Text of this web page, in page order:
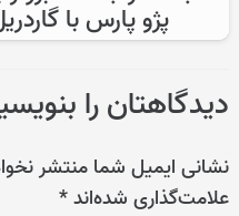
پژو پارس با
دیدگاهتان را
نشانی ایمیل شما منتشر
علامت‌گذاری شده‌اند*